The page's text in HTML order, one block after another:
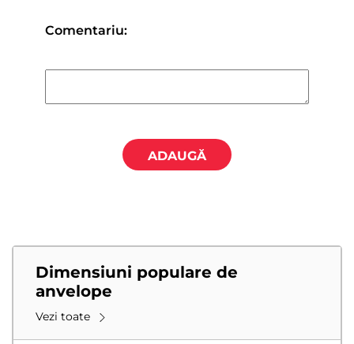
Comentariu:
ADAUGĂ
Dimensiuni populare de
anvelope
Vezi toate